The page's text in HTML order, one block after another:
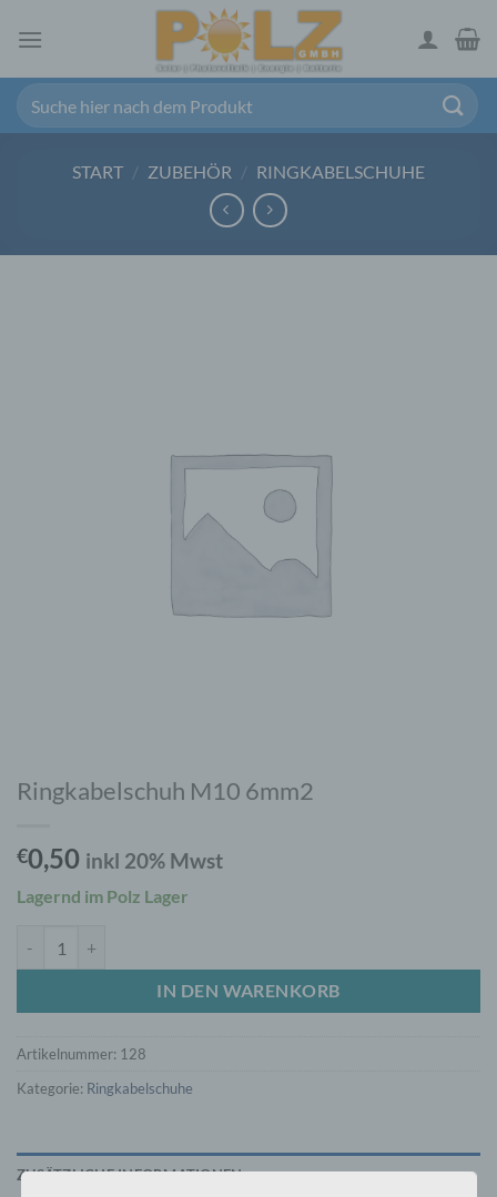
Inhalt
START / ZUBEHÖR / RINGKABELSCHUHE
Ringkabelschuh M10 6mm2
€0,50 inkl 20% Mwst
Lagernd im Polz Lager
IN DEN WARENKORB
Artikelnummer: 128
Kategorie: Ringkabelschuhe
ZUSÄTZLICHE INFORMATIONEN